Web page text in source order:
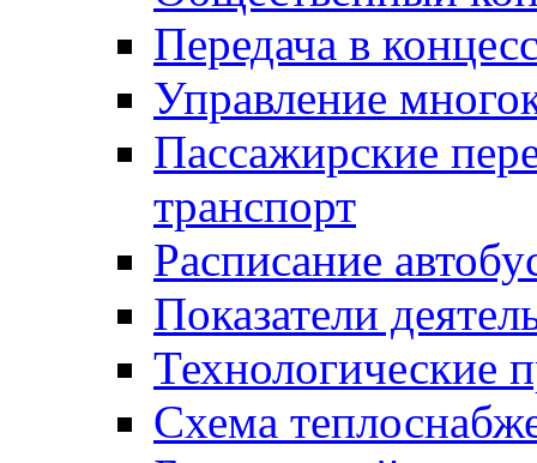
Передача в
Управление
Пассажирские
транспорт
Расписание
Показатели
Технологические
Схема